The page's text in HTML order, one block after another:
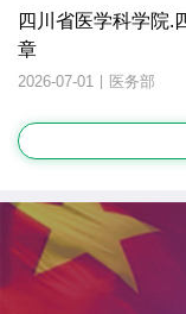
四川省医学科学院.
章
2026-07-01 | 医务部